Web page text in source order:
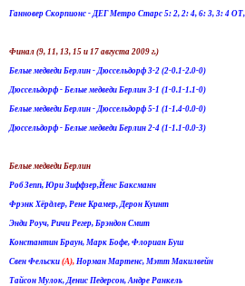
Ганновер Скорпионс - ДЕГ Метро Старс 5: 2, 2: 4, 6: 3, 3: 4
Финал (9, 11, 13, 15 и 17 августа 2009 г.)
Белые медведи Берлин - Дюссельдорф 3-2 (2-0.1-2.0-0)
Дюссельдорф - Белые медведи Берлин 3-1 (1-0.1-1.1-0)
Белые медведи Берлин - Дюссельдорф 5-1 (1-1.4-0.0-0)
Дюссельдорф - Белые медведи Берлин 2-4 (1-1.1-0.0-3)
Белые медведи Берлин
Роб Зепп, Юри Зиффзер,Йенс Баксманн
Фрэнк Хёрдлер, Рене Крамер, Дерон Куинт
Энди Роуч, Ричи Регер, Брэндон Смит
Константин Браун, Марк Бофе, Флориан Буш
Свен Фельски (A), Норман Мартенс, Мэтт Макилвейн
Тайсон Мулок, Денис Педерсон, Андре Ранкель